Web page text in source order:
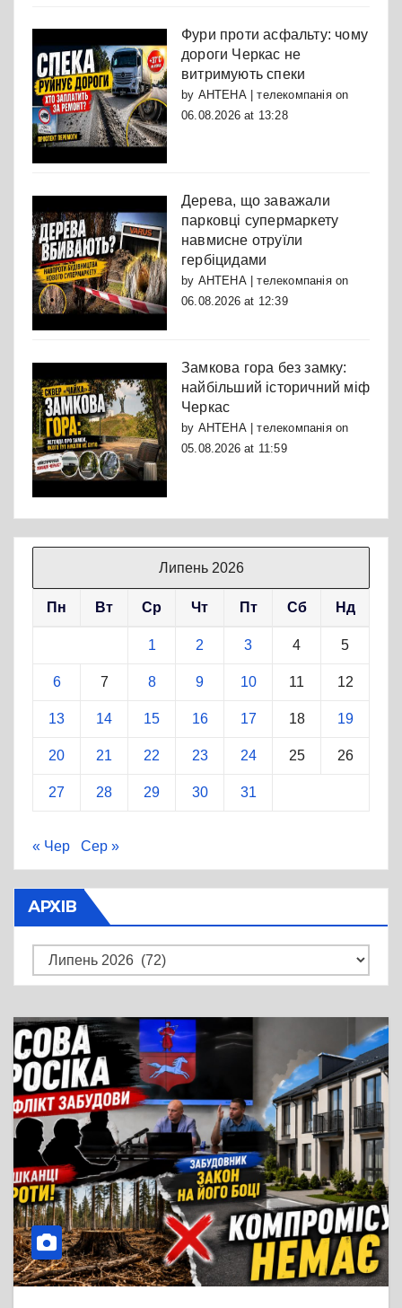
Фури проти асфальту: чому
дороги Черкас не
витримують спеки
by АНТЕНА | телекомпаніяon
06.08.2026 at 13:28
Дерева, що заважали
парковці супермаркету
навмисне отруїли
гербіцидами
by АНТЕНА | телекомпаніяon
06.08.2026 at 12:39
Замкова гора без замку:
найбільший історичний міф
Черкас
by АНТЕНА | телекомпаніяon
05.08.2026 at 11:59
Липень 2026
Пн Вт Ср Чт Пт Сб Нд
1 2 3 4 5
6 7 8 9 10 11 12
13 14 15 16 17 18 19
20 21 22 23 24 25 26
27 28 29 30 31
« Чер Сер »
АРХІВ
Архів